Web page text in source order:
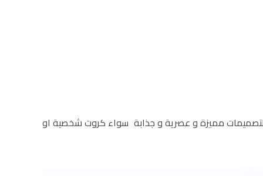
مميزة و عصرية و جذابة سواء كروت شخصية او